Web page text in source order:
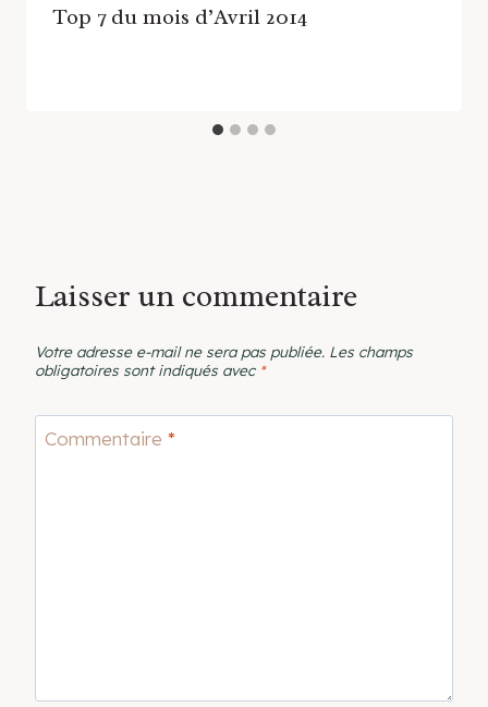
Top 7 du mois d’Avril 2014
Laisser un commentaire
Votre adresse e-mail ne sera pas publiée. Les champs
obligatoires sont indiqués avec *
Commentaire *